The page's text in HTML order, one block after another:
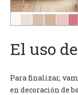
El uso
Para finalizar,
en decoración de